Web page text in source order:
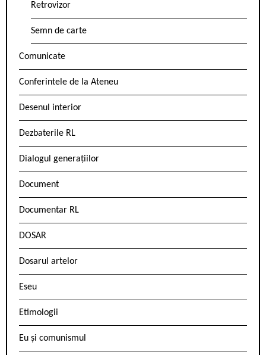
Retrovizor
Semn de carte
Comunicate
Conferintele de la Ateneu
Desenul interior
Dezbaterile RL
Dialogul generațiilor
Document
Documentar RL
DOSAR
Dosarul artelor
Eseu
Etimologii
Eu și comunismul